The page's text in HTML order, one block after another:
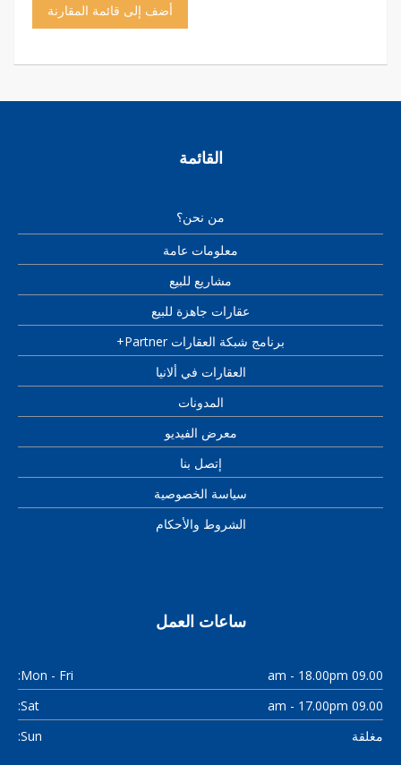
أضف إلى قائمة المقارنة
القائمة
من نحن؟
معلومات عامة
مشاريع للبيع
عقارات جاهزة للبيع
برنامج شبكة العقارات Partner+
العقارات في ألانيا
المدونات
معرض الفيديو
إتصل بنا
سياسة الخصوصية
الشروط والأحكام
ساعات العمل
Mon - Fri:
09.00 am - 18.00pm
Sat:
09.00 am - 17.00pm
Sun:
مغلقة